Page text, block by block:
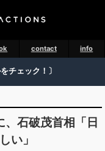
contact info
チェック！〕
、石破茂首相「日
い」